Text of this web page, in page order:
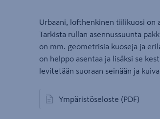
Urbaani, lofthenkinen tiilikuosi on
Tarkista rullan asennussuunta
on mm. geometrisia kuoseja ja
on helppo asentaa ja lisäksi se
levitetään suoraan seinään ja
Ympäristöseloste (PDF)
avautuu uuteen välilehteen